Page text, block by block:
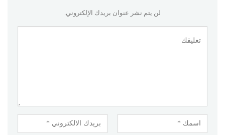
لن يتم نشر عنوان بريدك الإلكتروني.